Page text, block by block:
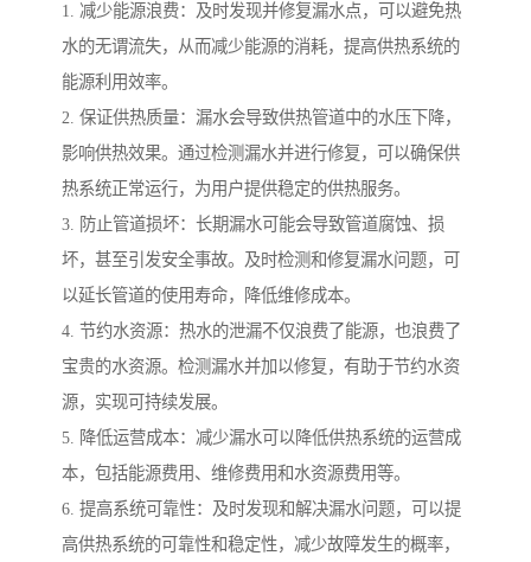
1. 减少能源浪费：及时发现并修复漏水点，可以避免热
水的无谓流失，从而减少能源的消耗，提高供热系统的
能源利用效率。
2. 保证供热质量：漏水会导致供热管道中的水压下降，
影响供热效果。通过检测漏水并进行修复，可以确保供
热系统正常运行，为用户提供稳定的供热服务。
3. 防止管道损坏：长期漏水可能会导致管道腐蚀、损
坏，甚至引发安全事故。及时检测和修复漏水问题，可
以延长管道的使用寿命，降低维修成本。
4. 节约水资源：热水的泄漏不仅浪费了能源，也浪费了
宝贵的水资源。检测漏水并加以修复，有助于节约水资
源，实现可持续发展。
5. 降低运营成本：减少漏水可以降低供热系统的运营成
本，包括能源费用、维修费用和水资源费用等。
6. 提高系统可靠性：及时发现和解决漏水问题，可以提
高供热系统的可靠性和稳定性，减少故障发生的概率，